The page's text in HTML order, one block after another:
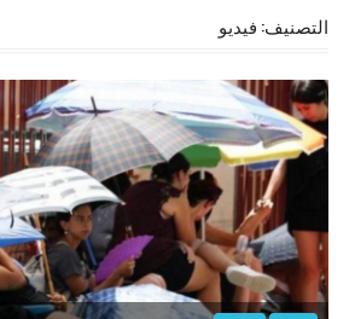
التصنيف: فيديو